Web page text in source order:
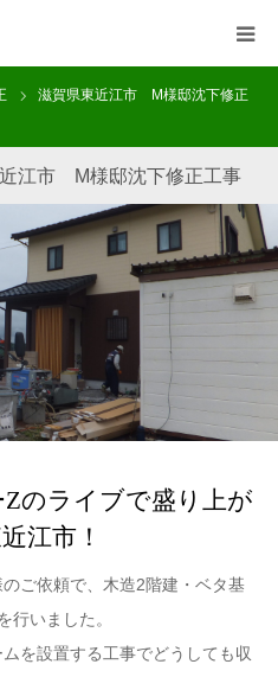
滋賀県東近江市 M様邸沈下修正
江市 M様邸沈下修正工事
のライブで盛り上が
江市！
ご依頼で、木造2階建・ベタ基
行いました。
を設置する工事でどうしても収